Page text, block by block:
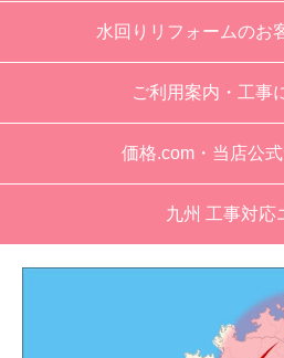
が悪かったが室外機の荷揚げ
客先が高齢の女性だったらど
エアコン専門の担当べつにも
た。
メールだとは知らず、確認で
エアコンが２００V対応型だ
業務用なのでコンセントの形
事業者が買いに行く始末。注
水回りリフォームのお
ご利用案内・工事
価格.com・当店公
九州 工事対応